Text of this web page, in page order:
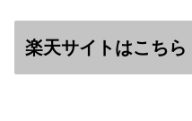
楽天サイトはこちら